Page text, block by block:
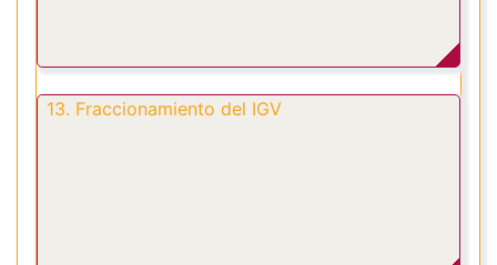
13. Fraccionamiento del IGV